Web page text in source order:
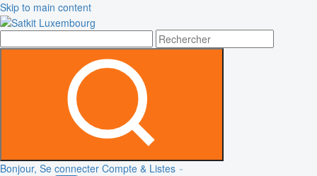
Skip to main content
Bonjour, Se connecter Compte & Listes